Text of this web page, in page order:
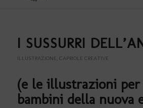
I SUSSURRI
ILLUSTRAZIONE, CAPRIOLE CREATIVE
(e le illustrazioni per
bambini della nuova